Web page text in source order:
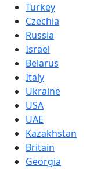
Turkey
Czechia
Russia
Israel
Belarus
Italy
Ukraine
USA
UAE
Kazakhstan
Britain
Georgia